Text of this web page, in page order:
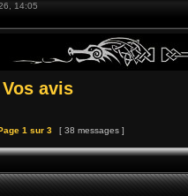
14:05
avis
1 sur 3 [ 38 messages ]